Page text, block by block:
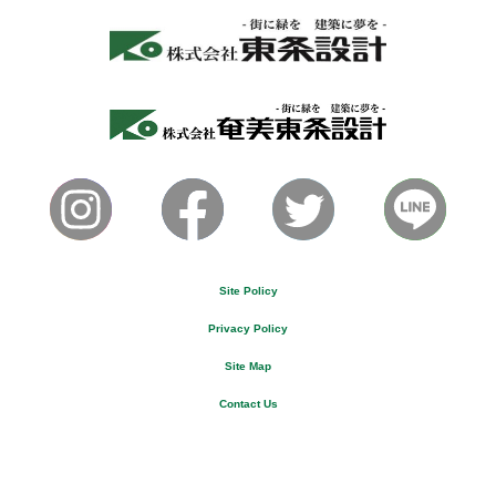
Site Policy
Privacy Policy
Site Map
Contact Us